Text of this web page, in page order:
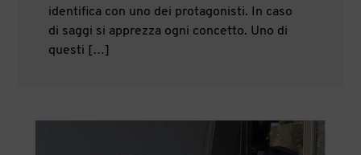
identifica con uno dei protagonisti. In caso
di saggi si apprezza ogni concetto. Uno di
questi […]